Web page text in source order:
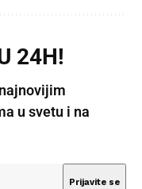
24H!
u svetu i na